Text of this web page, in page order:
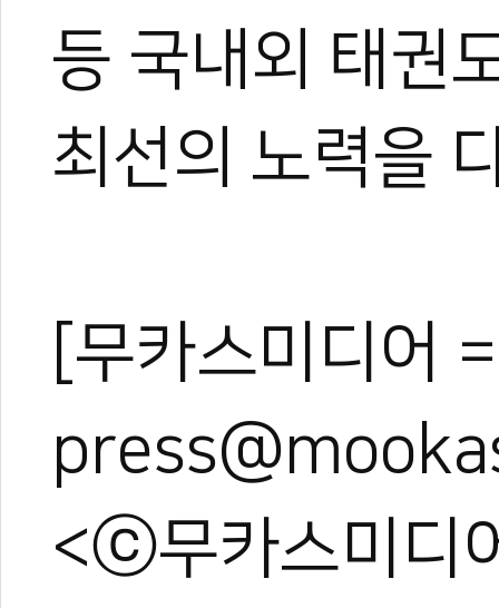
등 국내외 태권
최선의 노력을
[무카스미디어
<ⓒ무카스미디